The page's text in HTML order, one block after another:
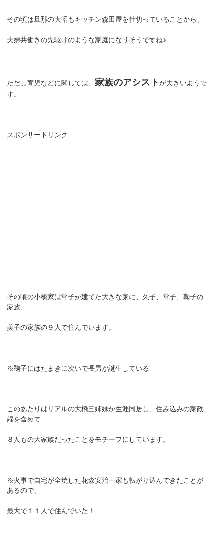
その頃は旦那の大昭もキッチン森田屋を仕切っていることから、
夫婦共働きの先駆けのような家庭になりそうですね♪
ただし育児などに関しては、 家族のアシストが大きいようで
す。
スポンサードリンク
その頃の小橋家は常子が建てた大きな家に、久子、常子、鞠子の
家族、
美子の家族の９人で住んでいます。
※鞠子にはたまきに次いで長男が誕生している
このあたりはリアルの大橋三姉妹が生涯同居し、住み込みの家政
婦を含めて
８人もの大家族だったことをモチーフにしています。
※火事で自宅が全焼した花森安治一家も転がり込んできたことが
あるので、
最大で１１人で住んでいた！